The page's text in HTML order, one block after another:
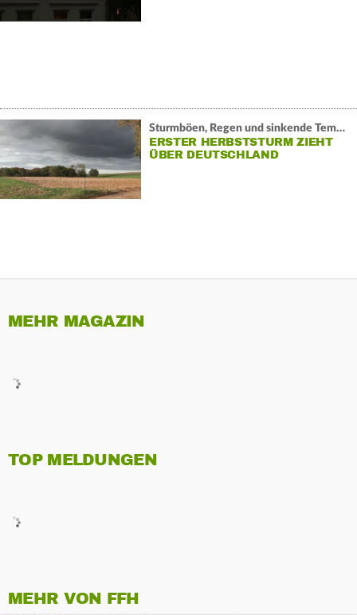
Sturmböen, Regen und sinkende Temperaturen:
ERSTER HERBSTSTURM ZIEHT
ÜBER DEUTSCHLAND
MEHR MAGAZIN
TOP MELDUNGEN
MEHR VON FFH